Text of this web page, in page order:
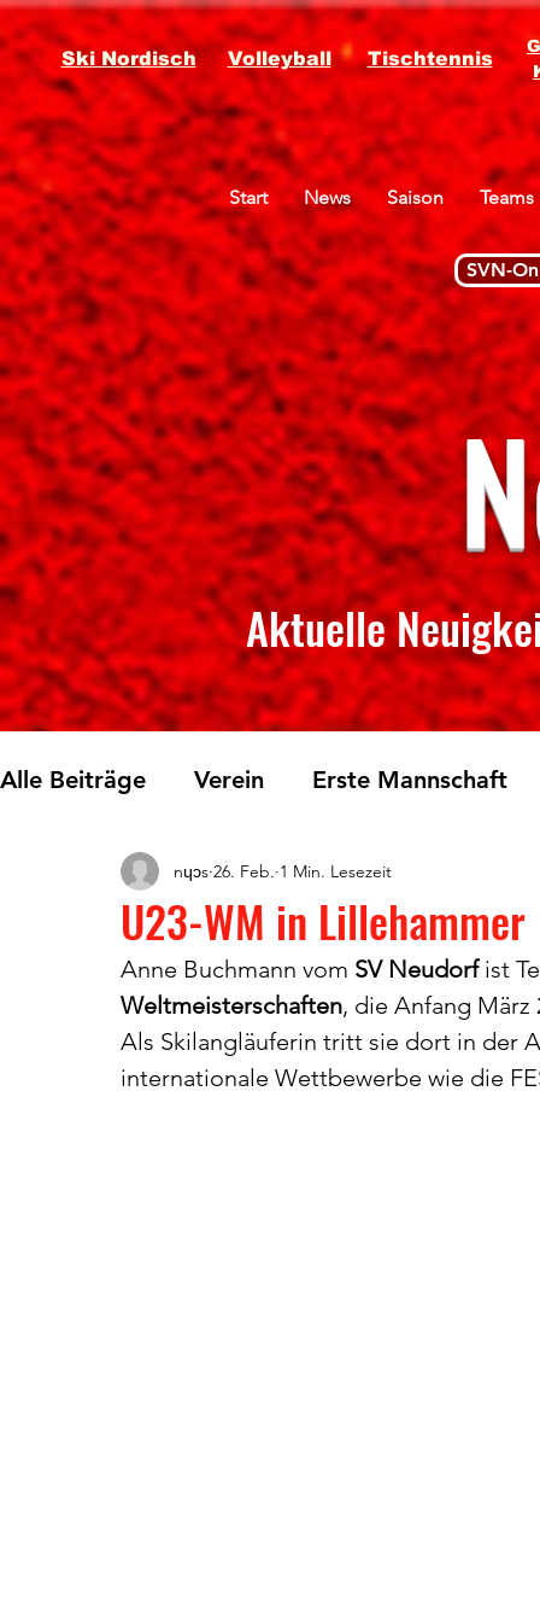
Ski Nordisch Volleyball Tischtennis
Start News Saison Teams
SVN-
Aktuelle
Alle Beiträge Verein Erste Mannschaft
Skilanglauf Fichtelberglauf
U23-WM in Lillehammer
nɥɔs 26. Feb. 1 Min. Lesezeit
Anne Buchmann vom SV Neudorf ist
Weltmeisterschaften, die Anfang März
Als Skilangläuferin tritt sie dort in der
internationale Wettbewerbe wie die